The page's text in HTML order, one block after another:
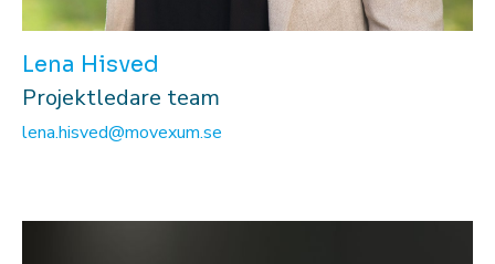
Lena Hisved
Projektledare team
lena.hisved@movexum.se